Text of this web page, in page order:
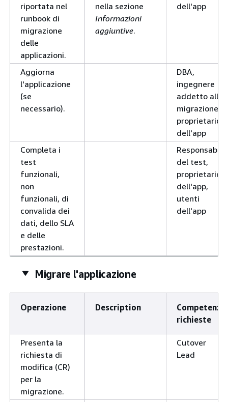
riportata nel
runbook di
migrazione
delle
applicazioni.
nella sezione
Informazioni
aggiuntive.
dell'app
Aggiorna
l'applicazione
(se
necessario).
DBA,
ingegnere
addetto alla
migrazione,
proprietario
dell'app
Completa i
test
funzionali,
non
funzionali, di
convalida dei
dati, dello SLA
e delle
prestazioni.
Responsabile
del test,
proprietario
dell'app,
utenti
dell'app
Migrare l'applicazione
Operazione Description
Competenze
richieste
Presenta la
richiesta di
modifica (CR)
per la
migrazione.
Cutover
Lead